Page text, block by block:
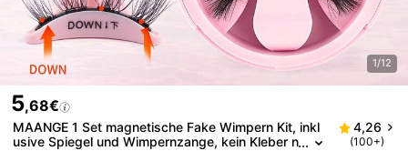
1/12
5,68€
MAANGE 1 Set magnetische Fake Wimpern Kit, inkl
usive Spiegel und Wimpernzange, kein Kleber n
4,26
(100+)